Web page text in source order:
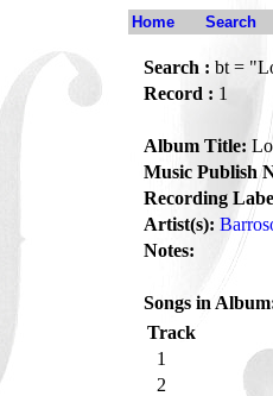
Home Search
Search : bt =
Record : 1
Album Title:
Music Publish
Recording
Artist(s):
Notes:
Songs in
Track
1
2